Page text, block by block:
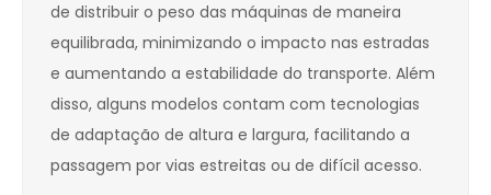
de distribuir o peso das máquinas de maneira
equilibrada, minimizando o impacto nas estradas
e aumentando a estabilidade do transporte. Além
disso, alguns modelos contam com tecnologias
de adaptação de altura e largura, facilitando a
passagem por vias estreitas ou de difícil acesso.